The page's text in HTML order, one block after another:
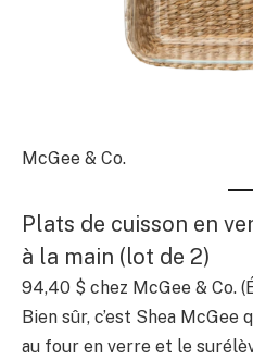
McGee & Co.
Plats de cuisson en
à la main (lot de 2)
94,40 $ chez McGee & Co.
Bien sûr, c’est Shea
au four en verre et le